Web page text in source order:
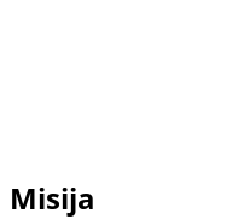
Misija